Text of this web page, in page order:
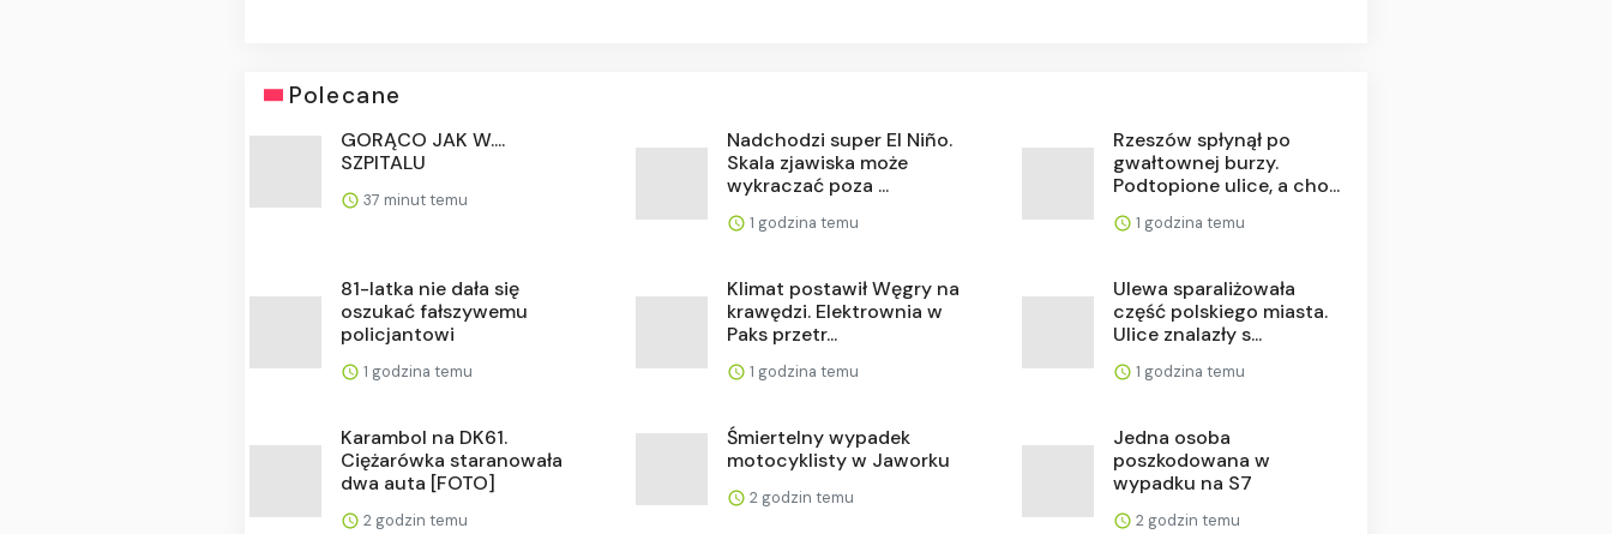
Polecane
GORĄCO JAK W....
SZPITALU
37 minut temu
Nadchodzi super El Niño.
Skala zjawiska może
wykraczać poza ...
1 godzina temu
Rzeszów spłynął po
gwałtownej burzy.
Podtopione ulice, a cho...
1 godzina temu
81-latka nie dała się
oszukać fałszywemu
policjantowi
1 godzina temu
Klimat postawił Węgry na
krawędzi. Elektrownia w
Paks przetr...
1 godzina temu
Ulewa sparaliżowała
część polskiego miasta.
Ulice znalazły s...
1 godzina temu
Karambol na DK61.
Ciężarówka staranowała
dwa auta [FOTO]
2 godzin temu
Śmiertelny wypadek
motocyklisty w Jaworku
2 godzin temu
Jedna osoba
poszkodowana w
wypadku na S7
2 godzin temu